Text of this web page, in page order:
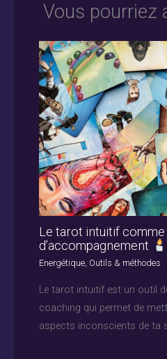
Vous pourriez
Le tarot intuitif comme
d’accompagnement
Energétique, Outils & méthodes
Le tarot intuitif est un outil
coaching qui permet de
aspects inconscients de ta